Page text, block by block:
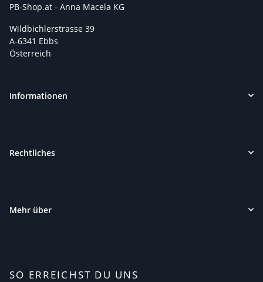
PB-Shop.at - Anna Macela KG
Wildbichlerstrasse 39
A-6341 Ebbs
Österreich
Informationen
Rechtliches
Mehr über
SO ERREICHST DU UNS